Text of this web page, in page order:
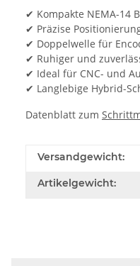
✔ Kompakte NEMA-14
✔ Präzise
✔ Doppelwelle für
✔ Ruhiger und
✔ Ideal für CNC- und
✔ Langlebige Hybrid-
Datenblatt zum
Versandgewicht:
Artikelgewicht: